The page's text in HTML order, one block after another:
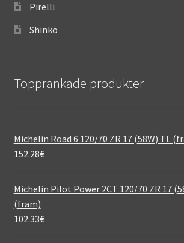
Pirelli
Shinko
Topprankade produkter
Michelin Road 6 120/70 ZR 17 (58W) TL
152.28€
Michelin Pilot Power 2CT 120/70 ZR 17
(fram)
102.33€